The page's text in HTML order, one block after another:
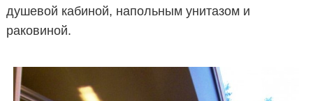
душевой кабиной, напольным унитазом и
раковиной.